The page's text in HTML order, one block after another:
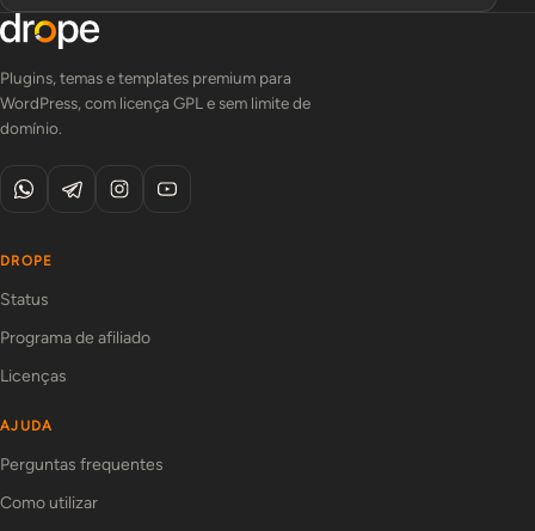
Plugins, temas e templates premium para
WordPress, com licença GPL e sem limite de
domínio.
DROPE
Status
Programa de afiliado
Licenças
AJUDA
Perguntas frequentes
Como utilizar